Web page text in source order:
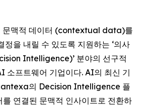
문맥적 데이터 (contextual data)를
정을 내릴 수 있도록 지원하는 ‘의사
Intelligence)’ 분야의 선구적
소프트웨어 기업이다. AI의 최신 기
의 Decision Intelligence 플
연결된 문맥적 인사이트로 전환하